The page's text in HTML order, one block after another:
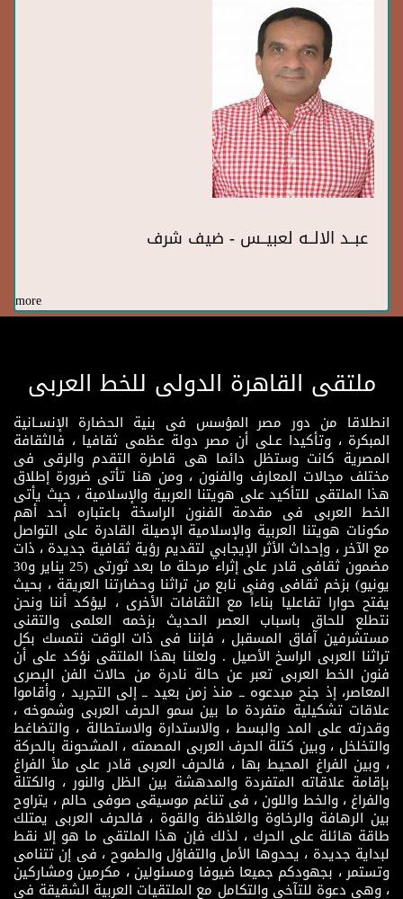
عبــد الالــه لعبيــس - ضيف شرف
more
ملتقى القاهرة الدولى للخط العربى
انطلاقا من دور مصر المؤسس فى بنية الحضارة الإنسـانية
المبكرة ، وتأكيدا عـلى أن مصر دولة عظمى ثقافيا ، فالثقافة
المصرية كانت وستظل دائما هى قاطرة التقدم والرقى فى
مختلف مجالات المعارف والفنون ، ومن هنا تأتى ضرورة إطلاق
هذا الملتقى للتأكيد على هويتنا العربية والإسلامية ، حيث يأتى
الخط العربى فى مقدمة الفنون الراسخة باعتباره أحد أهم
مكونات هويتنا العربية والإسلامية الإصيلة القادرة على التواصل
مع الآخر ، وإحداث الأثر الإيجابي لتقديم رؤية ثقافية جديدة ، ذات
مضمون ثقافى قادر على إثراء مرحلة ما بعد ثورتى (25 يناير و30
يونيو) بزخم ثقافى وفنى نابع من تراثنا وحضارتنا العريقة ، بحيث
يفتح حوارا تفاعليا بناءاً مع الثقافات الأخرى ، ليؤكد أننا ونحن
نتطلع للحاق باسباب العصر الحديث بزخمه العلمى والتقنى
مستشرفين آفاق المسقبل ، فإننا فى ذات الوقت نتمسك بكل
تراثنا العربى الراسخ الأصيل . ولعلنا بهذا الملتقى نؤكد على أن
فنون الخط العربى تعبر عن حالة نادرة من حالات الفن البصرى
المعاصر، إذ جنح مبدعوه ــ منذ زمن بعيد ــ إلى التجريد ، وأقاموا
علاقات تشكيلية متفردة ما بين سمو الحرف العربى وشموخه ،
وقدرته على المد والبسط ، والاستدارة والاستطالة ، والتضاغط
والتخلخل ، وبين كتلة الحرف العربى المصمته ، المشحونة بالحركة
، وبين الفراغ المحيط بها ، فالحرف العربى قادر على ملأ الفراغ
بإقامة علاقاته المتفردة والمدهشة بين الظل والنور ، والكتلة
والفراغ ، والخط واللون ، فى تناغم موسيقى صوفى حالم ، يتراوح
بين الرهافة والرخاوة والغلاظة والقوة ، فالحرف العربى يمتلك
طاقة هائلة على الحرك ، لذلك فإن هذا الملتقى ما هو إلا نقط
لبداية جديدة ، يحدوها الأمل والتفاؤل والطموح ، فى إن تتنامى
وتستمر ، بجهودكم جميعا ضيوفا ومسئولين ، مكرمين ومشاركين
، وهى دعوة للتآخى والتكامل مع الملتقيات العربية الشقيقة فى